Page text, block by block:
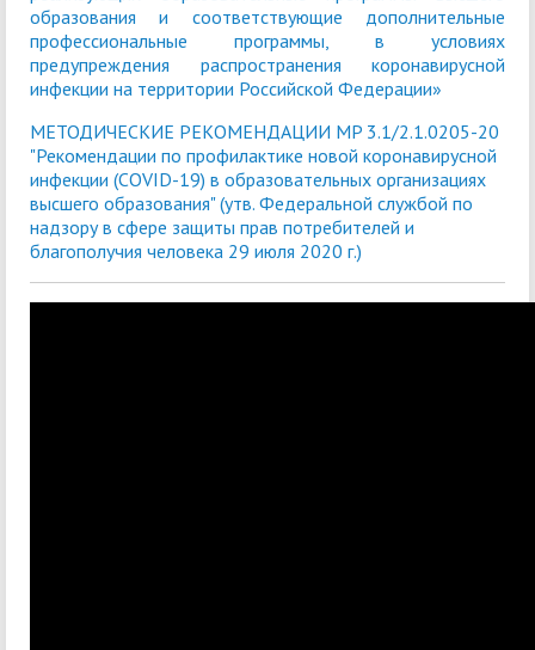
образования и соответствующие дополнительные
профессиональные программы, в условиях
предупреждения распространения коронавирусной
инфекции на территории Российской Федерации»
МЕТОДИЧЕСКИЕ РЕКОМЕНДАЦИИ MP 3.1/2.1.0205-20
"Рекомендации по профилактике новой коронавирусной
инфекции (COVID-19) в образовательных организациях
высшего образования" (утв. Федеральной службой по
надзору в сфере защиты прав потребителей и
благополучия человека 29 июля 2020 г.)